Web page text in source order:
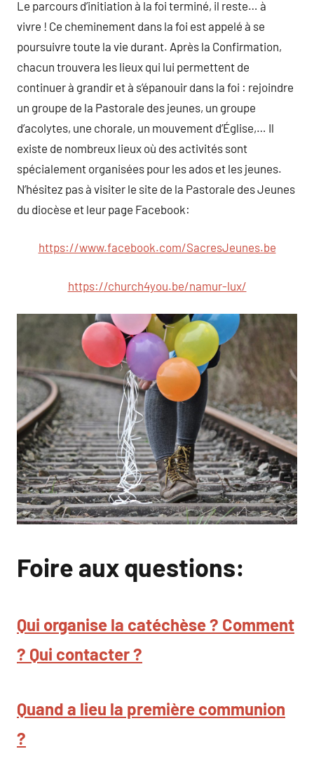
Le parcours d’initiation à la foi terminé, il reste… à
vivre ! Ce cheminement dans la foi est appelé à se
poursuivre toute la vie durant. Après la Confirmation,
chacun trouvera les lieux qui lui permettent de
continuer à grandir et à s’épanouir dans la foi : rejoindre
un groupe de la Pastorale des jeunes, un groupe
d’acolytes, une chorale, un mouvement d’Église,… Il
existe de nombreux lieux où des activités sont
spécialement organisées pour les ados et les jeunes.
N’hésitez pas à visiter le site de la Pastorale des Jeunes
du diocèse et leur page Facebook:
https://www.facebook.com/SacresJeunes.be
https://church4you.be/namur-lux/
Foire aux questions:
Qui organise la catéchèse ? Comment
? Qui contacter ?
Quand a lieu la première communion
?